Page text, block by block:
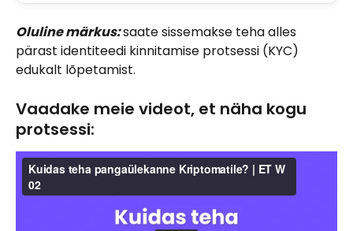
Oluline märkus: saate sissemakse teha alles
pärast identiteedi kinnitamise protsessi (KYC)
edukalt lõpetamist.
Vaadake meie videot, et näha kogu
protsessi: